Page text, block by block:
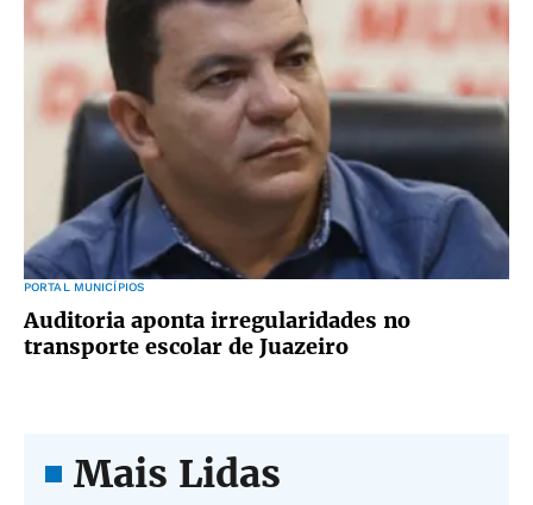
PORTAL MUNICÍPIOS
Auditoria aponta irregularidades no
transporte escolar de Juazeiro
Mais Lidas